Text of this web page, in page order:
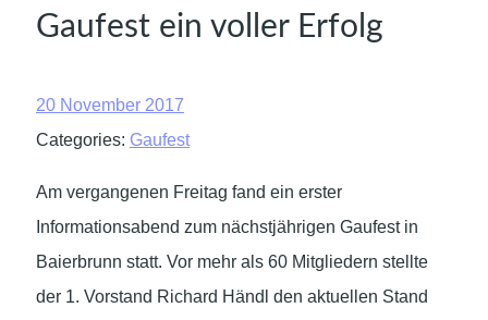
Gaufest ein voller Erfolg
20 November 2017
Categories: Gaufest
Am vergangenen Freitag fand ein erster
Informationsabend zum nächstjährigen Gaufest in
Baierbrunn statt. Vor mehr als 60 Mitgliedern stellte
der 1. Vorstand Richard Händl den aktuellen Stand